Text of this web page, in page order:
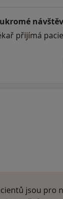
přijímá
jsou pro